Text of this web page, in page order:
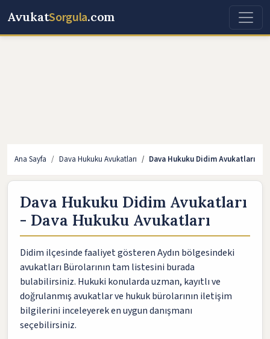
AvukatSorgula.com
Ana Sayfa Dava Hukuku Avukatları Dava Hukuku Didim Avukatları
Dava Hukuku Didim Avukatları
- Dava Hukuku Avukatları
Didim ilçesinde faaliyet gösteren Aydın bölgesindeki
avukatları Bürolarının tam listesini burada
bulabilirsiniz. Hukuki konularda uzman, kayıtlı ve
doğrulanmış avukatlar ve hukuk bürolarının iletişim
bilgilerini inceleyerek en uygun danışmanı
seçebilirsiniz.